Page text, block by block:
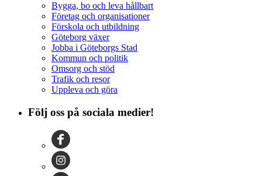
Bygga, bo och leva hållbart
Företag och organisationer
Förskola och utbildning
Göteborg växer
Jobba i Göteborgs Stad
Kommun och politik
Omsorg och stöd
Trafik och resor
Uppleva och göra
Följ oss på sociala medier!